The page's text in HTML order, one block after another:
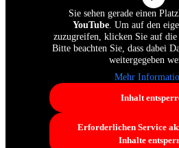
Sie sehen gerade einen
YouTube. Um auf den
zuzugreifen, klicken Sie auf die
Bitte beachten Sie, dass dabei
weitergegeben
Mehr
Inhalt
Erforderlichen Service
Inhalte